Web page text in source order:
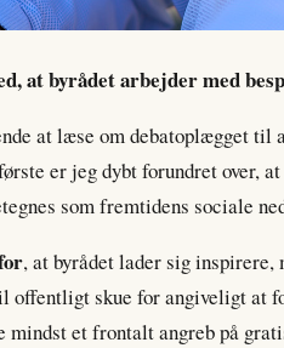
at byrådet arbejder med
at læse om debatoplægget til
er jeg dybt forundret over,
som fremtidens sociale
, at byrådet lader sig
offentligt skue for angiveligt at
mindst et frontalt angreb på